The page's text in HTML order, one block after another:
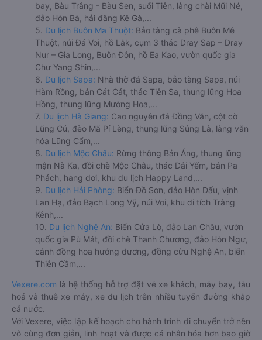
bay, Bàu Trắng - Bàu Sen, suối Tiên, làng chài Mũi Né,
đảo Hòn Bà, hải đăng Kê Gà,...
5. Du lịch Buôn Ma Thuột: Bảo tàng cà phê Buôn Mê
Thuột, núi Đá Voi, hồ Lắk, cụm 3 thác Dray Sap – Dray
Nur – Gia Long, Buôn Đôn, hồ Ea Kao, vườn quốc gia
Chư Yang Shin,...
6. Du lịch Sapa: Nhà thờ đá Sapa, bảo tàng Sapa, núi
Hàm Rồng, bản Cát Cát, thác Tiên Sa, thung lũng Hoa
Hồng, thung lũng Mường Hoa,...
7. Du lịch Hà Giang: Cao nguyên đá Đồng Văn, cột cờ
Lũng Cú, đèo Mã Pí Lèng, thung lũng Sủng Là, làng văn
hóa Lũng Cẩm,...
8. Du lịch Mộc Châu: Rừng thông Bản Áng, thung lũng
mận Nà Ka, đồi chè Mộc Châu, thác Dải Yếm, bản Pa
Phách, hang dơi, khu du lịch Happy Land,...
9. Du lịch Hải Phòng: Biển Đồ Sơn, đảo Hòn Dấu, vịnh
Lan Hạ, đảo Bạch Long Vỹ, núi Voi, khu di tích Tràng
Kênh,...
10. Du lịch Nghệ An: Biển Cửa Lò, đảo Lan Châu, vườn
quốc gia Pù Mát, đồi chè Thanh Chương, đảo Hòn Ngư,
cánh đồng hoa hướng dương, đồng cừu Nghệ An, biển
Thiên Cầm,...
Vexere.com là hệ thống hỗ trợ đặt vé xe khách, máy bay, tàu
hoả và thuê xe máy, xe du lịch trên nhiều tuyến đường khắp
cả nước.
Với Vexere, việc lập kế hoạch cho hành trình di chuyển trở nên
vô cùng đơn giản, linh hoạt và được cá nhân hóa hơn bao giờ